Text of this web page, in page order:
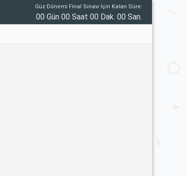
Güz Dönemi Final Sınavı İçin Kalan Süre:
00 Gün 00 Saat 00 Dak. 00 San.